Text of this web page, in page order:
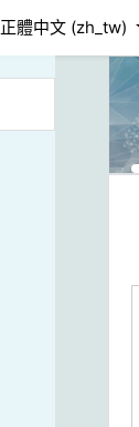
正體中文 ‎(zh_tw)‎